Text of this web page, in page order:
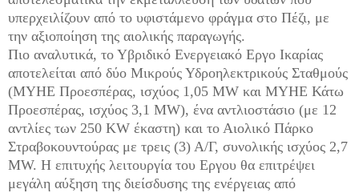
υπερχειλίζουν από το υφιστάμενο φράγμα στο Πέζι, με
την αξιοποίηση της αιολικής παραγωγής.
Πιο αναλυτικά, το Υβριδικό Ενεργειακό Εργο Ικαρίας
αποτελείται από δύο Μικρούς Υδροηλεκτρικούς Σταθμούς
(ΜΥΗΕ Προεσπέρας, ισχύος 1,05 MW και ΜΥΗΕ Κάτω
Προεσπέρας, ισχύος 3,1 MW), ένα αντλιοστάσιο (με 12
αντλίες των 250 KW έκαστη) και το Αιολικό Πάρκο
Στραβοκουντούρας με τρεις (3) Α/Γ, συνολικής ισχύος 2,7
MW. Η επιτυχής λειτουργία του Εργου θα επιτρέψει
μεγάλη αύξηση της διείσδυσης της ενέργειας από